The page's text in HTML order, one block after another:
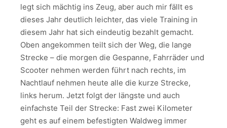
legt sich mächtig ins Zeug, aber auch mir fällt es
dieses Jahr deutlich leichter, das viele Training in
diesem Jahr hat sich eindeutig bezahlt gemacht.
Oben angekommen teilt sich der Weg, die lange
Strecke – die morgen die Gespanne, Fahrräder und
Scooter nehmen werden führt nach rechts, im
Nachtlauf nehmen heute alle die kurze Strecke,
links herum. Jetzt folgt der längste und auch
einfachste Teil der Strecke: Fast zwei Kilometer
geht es auf einem befestigten Waldweg immer